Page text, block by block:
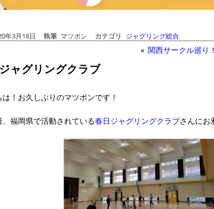
年3月18日 執筆 マツポン カテゴリ ジャグリング総合
« 関西サークル巡り！
ャグリングクラブ
は！お久しぶりのマツポンです！
、福岡県で活動されている春日ジャグリングクラブさんにお